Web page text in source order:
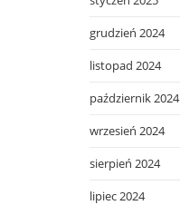
grudzień 2024
listopad 2024
październik 2024
wrzesień 2024
sierpień 2024
lipiec 2024